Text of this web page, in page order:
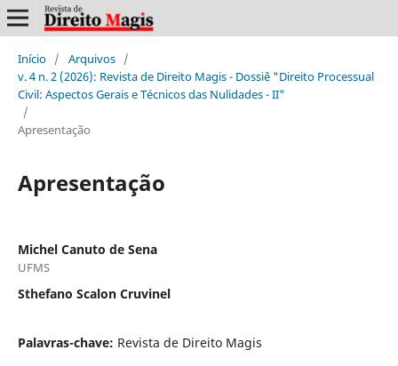
Início / Arquivos /
v. 4 n. 2 (2026): Revista de Direito Magis - Dossiê "Direito Processual
Civil: Aspectos Gerais e Técnicos das Nulidades - II"
/
Apresentação
Apresentação
Michel Canuto de Sena
UFMS
Sthefano Scalon Cruvinel
Palavras-chave: Revista de Direito Magis